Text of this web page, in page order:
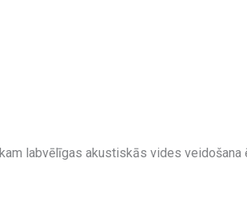
labvēlīgas akustiskās vides veidošana